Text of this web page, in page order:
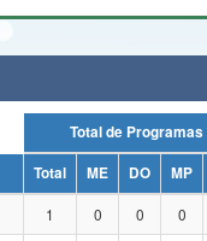
Banco Central do Brasil
Total ME DO MP
1 0 0 0